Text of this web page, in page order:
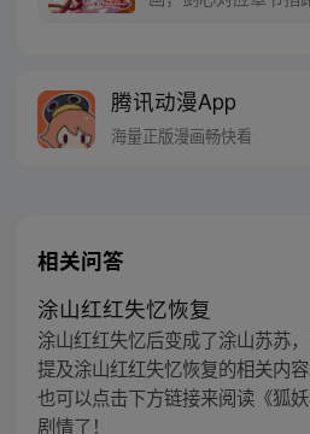
腾讯动漫App
海量正版漫画畅快看
相关问答
涂山红红失忆恢复
涂山红红失忆后变成了涂山苏苏
提及涂山红红失忆恢复的相关内
也可以点击下方链接来阅读《狐
剧情了！